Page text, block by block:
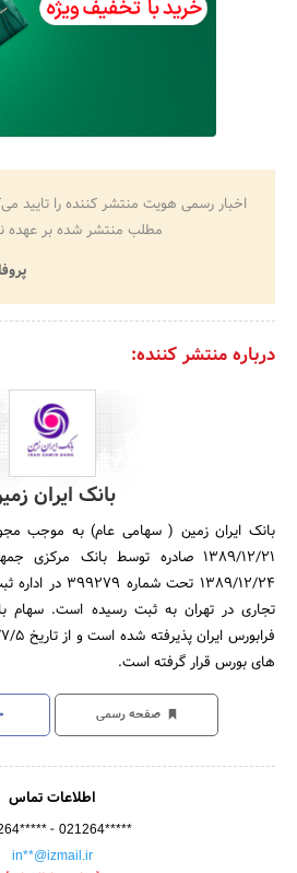
اخبار رسمی هویت منتشر کننده را
مطلب منتشر شده بر عهده
درباره منتشر کننده:
بانک ایران
1389/12/21 صادره توسط بانک
1389/12/24 تحت
های بورس قرار گرفته است.
صفحه رسمی
اطلاعات تماس
- 021264*****
in**@izmail.ir